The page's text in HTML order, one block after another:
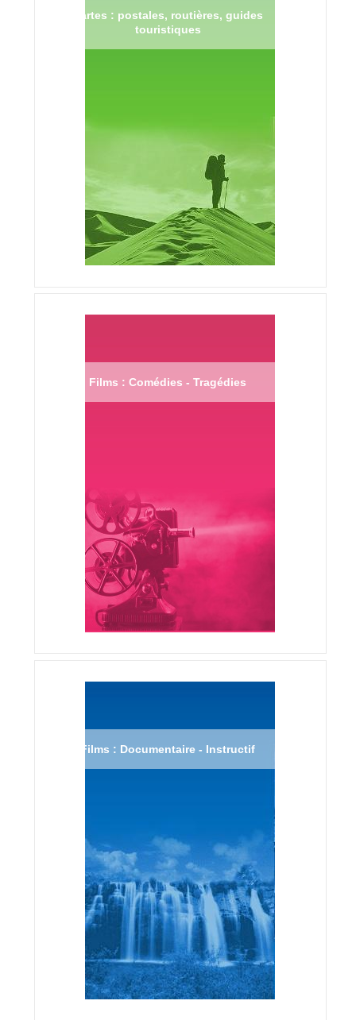
Cartes : postales, routières, guides
touristiques
Films : Comédies - Tragédies
Films : Documentaire - Instructif